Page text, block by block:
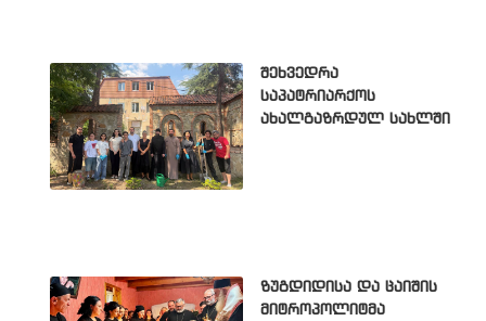
შეხვედრა
საპატრიარქოს
ახალგაზრდულ სახლში
ზუგდიდისა და ცაიშის
მიტროპოლიტმა